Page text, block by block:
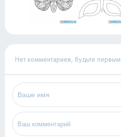
Нет комментариев, будьте первым